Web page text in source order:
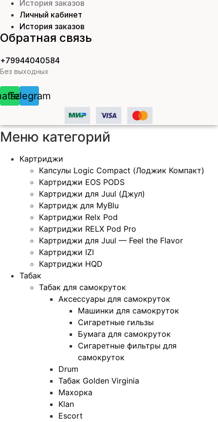
История заказов
Личный кабинет
История заказов
Обратная связь
+79944040584
Без выходных
Telegram
Меню категорий
Картриджи
Капсулы Logic Compact (Лоджик Компакт)
Картриджи EOS PODS
Картриджи для Juul (Джул)
Картридж для MyBlu
Картриджи Relx Pod
Картриджи RELX Pod Pro
Картриджи для Juul — Feel the Flavor
Картриджи IZI
Картриджи HQD
Табак
Табак для самокруток
Аксессуары для самокруток
Машинки для самокруток
Сигаретные гильзы
Бумага для самокруток
Сигаретные фильтры для
самокруток
Drum
Табак Golden Virginia
Махорка
Klan
Escort